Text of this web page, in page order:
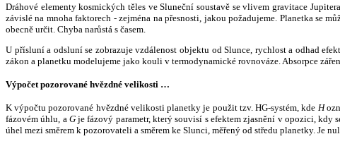
Dráhové elementy kosmických těles ve Sluneční soustavě se vlivem gravitace
závislé na mnoha faktorech - zejména na přesnosti, jakou požadujeme. Planetka se
obecně určit. Chyba narůstá s časem.
U přísluní a odsluní se zobrazuje vzdálenost objektu od Slunce, rychlost a odhad
zákon a planetku modelujeme jako kouli v termodynamické rovnováze. Absorpce
Výpočet pozorované hvězdné velikosti …
K výpočtu pozorované hvězdné velikosti planetky je použit tzv. HG-systém, kde H
fázovém úhlu, a Gje fázový parametr, který souvisí s efektem zjasnění v opozici, kdy
úhel mezi směrem k pozorovateli a směrem ke Slunci, měřený od středu planetky. Je